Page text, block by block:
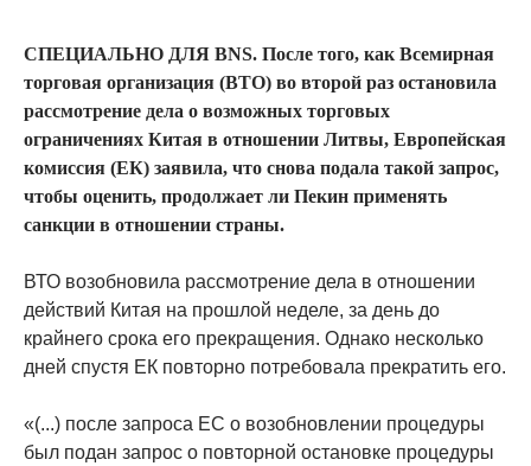
СПЕЦИАЛЬНО ДЛЯ BNS. После того, как Всемирная
торговая организация (ВТО) во второй раз остановила
рассмотрение дела о возможных торговых
ограничениях Китая в отношении Литвы, Европейская
комиссия (ЕК) заявила, что снова подала такой запрос,
чтобы оценить, продолжает ли Пекин применять
санкции в отношении страны.
ВТО возобновила рассмотрение дела в отношении
действий Китая на прошлой неделе, за день до
крайнего срока его прекращения. Однако несколько
дней спустя ЕК повторно потребовала прекратить его.
«(...) после запроса ЕС о возобновлении процедуры
был подан запрос о повторной остановке процедуры